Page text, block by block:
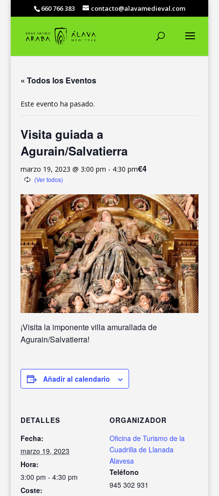
660 766 383 contacto@alavamedieval.com
« Todos los Eventos
Este evento ha pasado.
Visita guiada a
Agurain/Salvatierra
marzo 19, 2023 @ 3:00 pm - 4:30 pm€4
¡Visita la imponente villa amurallada de
Agurain/Salvatierra!
Añadir al calendario
DETALLES
Fecha:
marzo 19, 2023
Hora:
3:00 pm - 4:30 pm
Coste:
ORGANIZADOR
Oficina de Turismo de la
Cuadrilla de Llanada
Alavesa
Teléfono
945 302 931